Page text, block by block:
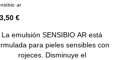
ar
€
La emulsión SENSIBIO AR está
para pieles sensibles con
rojeces. Disminuye el